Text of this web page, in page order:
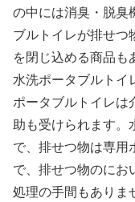
の中には消臭・脱臭
ブルトイレが排せつ
を閉じ込める商品も
水洗ポータブルトイ
ポータブルトイレは
助も受けられます。
で、排せつ物は専用
で、排せつ物のにお
処理の手間もありま